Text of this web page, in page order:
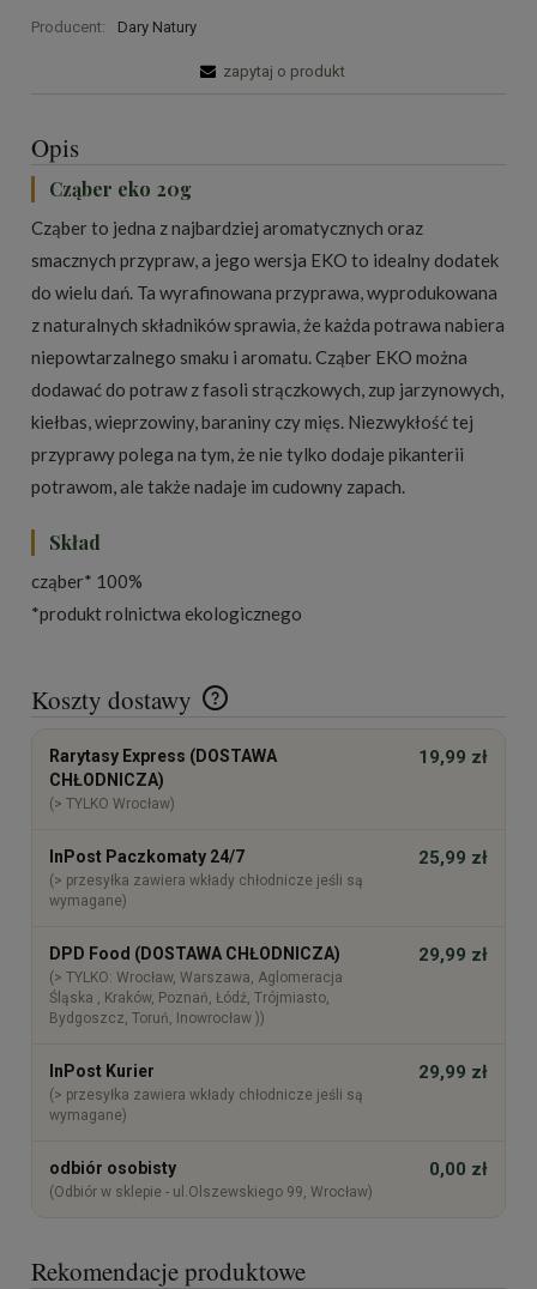
Producent: Dary Natury
zapytaj o produkt
Opis
Cząber eko 20g
Cząber to jedna z najbardziej aromatycznych oraz
smacznych przypraw, a jego wersja EKO to idealny dodatek
do wielu dań. Ta wyrafinowana przyprawa, wyprodukowana
z naturalnych składników sprawia, że każda potrawa nabiera
niepowtarzalnego smaku i aromatu. Cząber EKO można
dodawać do potraw z fasoli strączkowych, zup jarzynowych,
kiełbas, wieprzowiny, baraniny czy mięs. Niezwykłość tej
przyprawy polega na tym, że nie tylko dodaje pikanterii
potrawom, ale także nadaje im cudowny zapach.
Skład
cząber* 100%
*produkt rolnictwa ekologicznego
Koszty dostawy
Cena nie zawiera ewentualnych kosztów płatności
Rarytasy Express (DOSTAWA
CHŁODNICZA)
(> TYLKO Wrocław)
19,99 zł
InPost Paczkomaty 24/7
(> przesyłka zawiera wkłady chłodnicze jeśli są
wymagane)
25,99 zł
DPD Food (DOSTAWA CHŁODNICZA)
(> TYLKO: Wrocław, Warszawa, Aglomeracja
Śląska , Kraków, Poznań, Łódź, Trójmiasto,
Bydgoszcz, Toruń, Inowrocław ))
29,99 zł
InPost Kurier
(> przesyłka zawiera wkłady chłodnicze jeśli są
wymagane)
29,99 zł
odbiór osobisty
(Odbiór w sklepie - ul.Olszewskiego 99, Wrocław)
0,00 zł
Rekomendacje produktowe